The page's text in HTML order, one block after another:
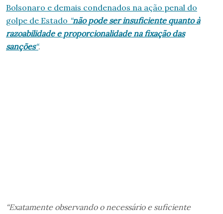
Bolsonaro e demais condenados na ação penal do
golpe de Estado “não pode ser insuficiente quanto à
razoabilidade e proporcionalidade na fixação das
sanções“.
“Exatamente observando o necessário e suficiente